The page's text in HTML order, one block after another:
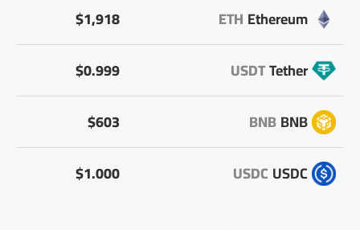
Ethereum
ETH
$1,918
Tether
USDT
$0.999
BNB
BNB
$603
USDC
USDC
$1.000